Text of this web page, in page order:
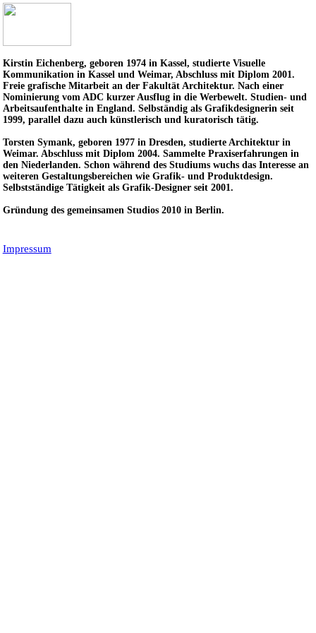
Kirstin Eichenberg, geboren 1974 in Kassel, studierte Visuelle
Kommunikation in Kassel und Weimar, Abschluss mit Diplom 2001.
Freie grafische Mitarbeit an der Fakultät Architektur. Nach einer
Nominierung vom ADC kurzer Ausflug in die Werbewelt. Studien- und
Arbeitsaufenthalte in England. Selbständig als Grafikdesignerin seit
1999, parallel dazu auch künstlerisch und kuratorisch tätig.
Torsten Symank, geboren 1977 in Dresden, studierte Architektur in
Weimar. Abschluss mit Diplom 2004. Sammelte Praxiserfahrungen in
den Niederlanden. Schon während des Studiums wuchs das Interesse an
weiteren Gestaltungsbereichen wie Grafik- und Produktdesign.
Selbstständige Tätigkeit als Grafik-Designer seit 2001.
Gründung des gemeinsamen Studios 2010 in Berlin.
Impressum